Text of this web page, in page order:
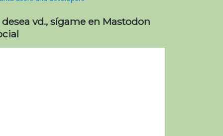
desea vd., sígame en Mastodon